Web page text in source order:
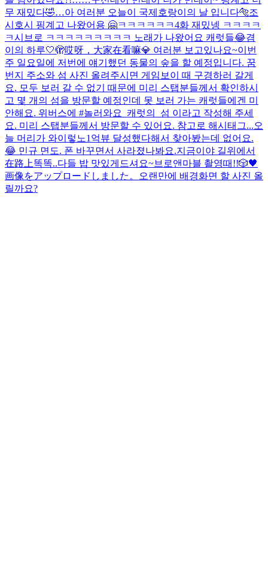
무 재밌다🤣…아 여러분 오늘이 국제호랑이의 날 입니다🐅조
시호시 핑계고 나왔어용 🤗ㅋㅋㅋㅋㅋㅋ4화 재밌넹 ㅋㅋㅋㅋ
ㅋ시브로 ㅋㅋㅋㅋㅋㅋㅋㅋㅋ 노래가 나왔어요 캐럿들😂겸
이의 하루🤍🫣哎呀，大家在看嘛💎 여러분 보고있나요~이번
주 일요일에 저번에 얘기했던 동물의 숲을 할 예정입니다. 꿈
번지 주소와 섬 사진 올려주시면 게임보이 때 구경하러 갈게
요. 모두 보러 갈 수 없기 때문에 미리 스탭분들께서 확인하시
고 몇 개의 섬을 방문할 예정인데 못 보러 가는 캐럿들에겐 미
안해요. 위버스에 #놀러와요_캐럿의_섬 이라고 작성해 주세
요. 미리 스탭분들께서 방문할 수 있어요. 참고로 해시태그...오
늘 머리가 와이렇노1억뷰 달성했다해서 찾아봤는데 없어요.
😂 민규 면도. 폰 바꾸면서 사라졌나봐요.지금이야 길위에서
在路上똑똑..다들 밥 맛있게드셔요~브로앤마블 촬영때!!🎲🖤
画像をアップロードしました。
오랜만에 배경화면 할 사진 올
릴까요?